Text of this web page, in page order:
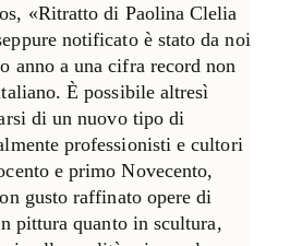
«Ritratto di Paolina Clelia
notificato è stato da noi
anno a una cifra record non
È possibile altresì
di un nuovo tipo di
professionisti e cultori
e primo Novecento,
gusto raffinato opere di
pittura quanto in scultura,